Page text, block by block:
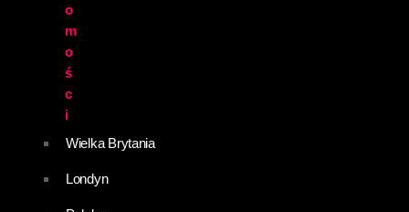
o
m
o
ś
c
i
Wielka Brytania
Londyn